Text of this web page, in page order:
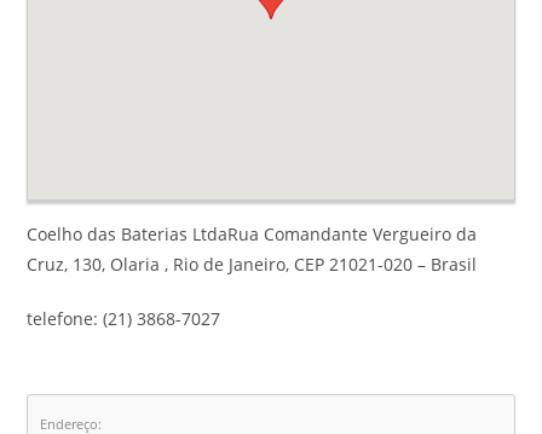
Coelho das Baterias LtdaRua Comandante Vergueiro da
Cruz, 130, Olaria , Rio de Janeiro, CEP 21021-020 – Brasil
telefone: (21) 3868-7027
Endereço: